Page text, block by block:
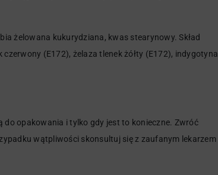
żelowana kukurydziana, kwas stearynowy. Skład
(E172), żelaza tlenek żółty (E172), indygotyna
do opakowania i tylko gdy jest to konieczne. Zwróć
wątpliwości skonsultuj się z zaufanym lekarzem